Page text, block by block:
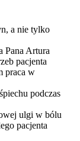
a nie tylko
Pana Artura
pacjenta
praca w
podczas
ulgi w bólu
pacjenta